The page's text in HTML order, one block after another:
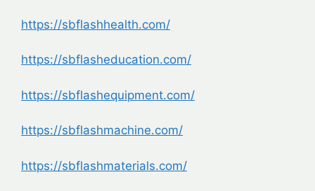
https://sbflashhealth.com/
https://sbflasheducation.com/
https://sbflashequipment.com/
https://sbflashmachine.com/
https://sbflashmaterials.com/